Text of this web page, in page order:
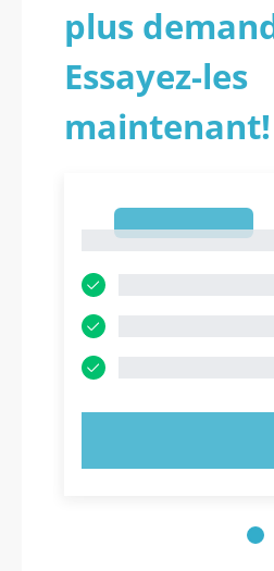
plus
Essayez-les
maintenant!